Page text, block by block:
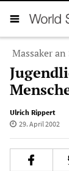
Massaker
Ulrich Rippert
29. April 2002